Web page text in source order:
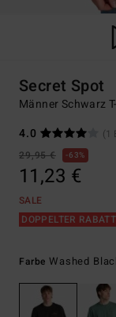
Secret Spot
Männer Schwarz
4.0
(1
29,95 €
63%
11,23 €
SALE
DOPPELTER
FarbeWashed